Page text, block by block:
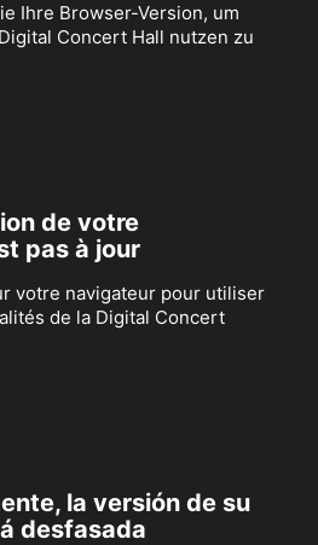
Ihre Browser-Version, um
Concert Hall nutzen zu
de votre
pas à jour
votre navigateur pour utiliser
de la Digital Concert
la versión de su
desfasada